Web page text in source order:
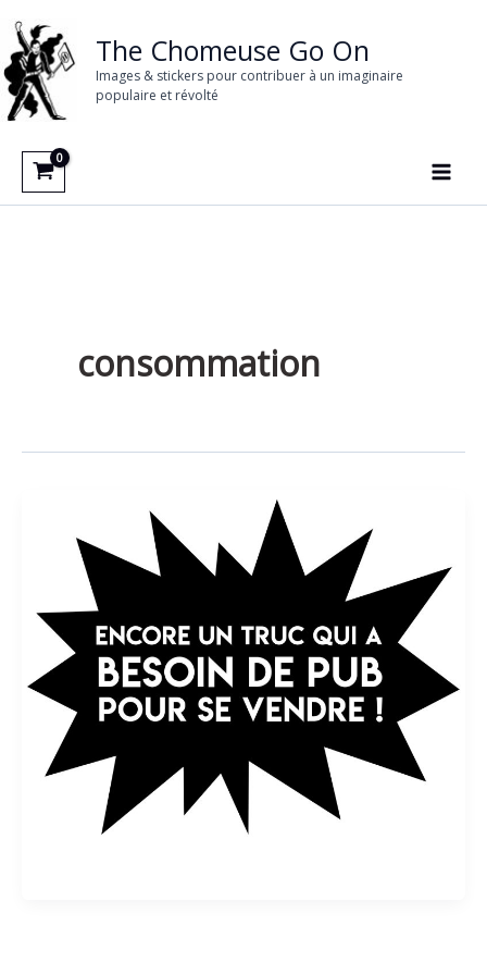
au
contenu
The Chomeuse Go On
Images & stickers pour contribuer à un imaginaire
populaire et révolté
consommation